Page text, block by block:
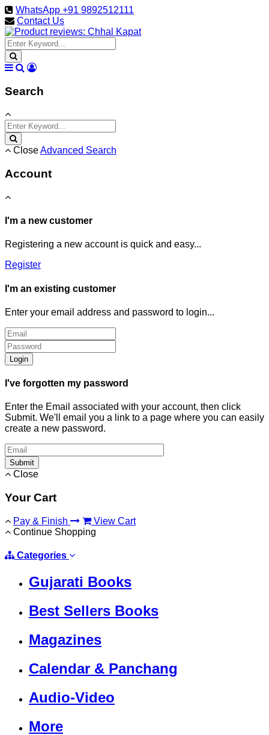
WhatsApp +91 9892512111
Contact Us
Search
CloseAdvanced Search
Account
I'm a new customer
Registering a new account is quick and easy...
Register
I'm an existing customer
Enter your email address and password to login...
Login
I've forgotten my password
Enter the Email associated with your account, then click
Submit. We'll email you a link to a page where you can easily
create a new password.
Submit
Close
Your Cart
Pay & Finish
View Cart
Continue Shopping
Categories
Gujarati Books
Best Sellers Books
Magazines
Calendar & Panchang
Audio-Video
More